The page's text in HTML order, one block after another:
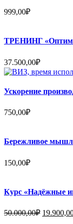
999,00₽
ТРЕНИНГ
37.500,00₽
Ускорение
750,00₽
Бережливое
150,00₽
Курс «Надёжные
50.000,00₽